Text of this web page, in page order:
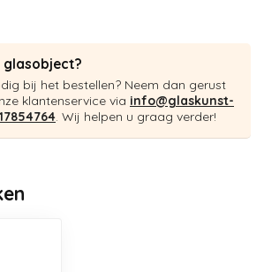
bij het bestellen? Neem dan gerust
klantenservice via info@glaskunst-
. Wij helpen u graag verder!